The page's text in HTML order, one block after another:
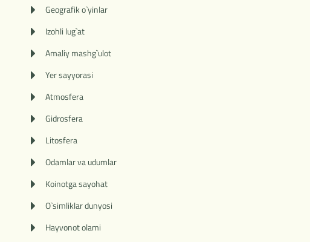
Geografik o`yinlar
Izohli lug`at
Amaliy mashg`ulot
Yer sayyorasi
Atmosfera
Gidrosfera
Litosfera
Odamlar va udumlar
Koinotga sayohat
O`simliklar dunyosi
Hayvonot olami